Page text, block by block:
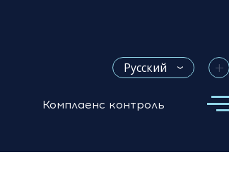
Русский +
Комплаенс контроль